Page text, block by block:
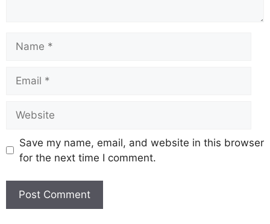
Save my name, email, and website in this browser
for the next time I comment.